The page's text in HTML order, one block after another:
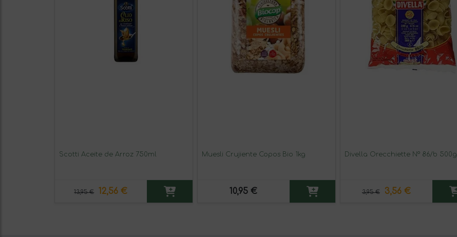
Scotti Aceite de Arroz 750ml
13,95 € 12,56 €
Muesli Crujiente Copos Bio 1kg
10,95 €
Divella Orecchiette Nº 86/b 500g
3,95 € 3,56 €